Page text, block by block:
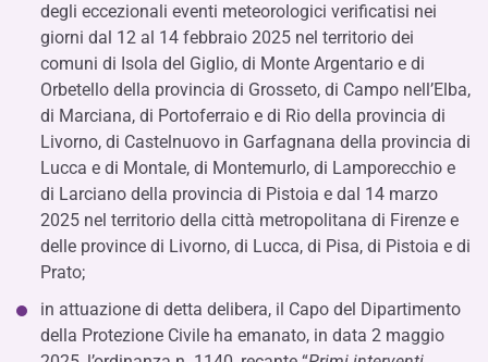
degli eccezionali eventi meteorologici verificatisi nei
giorni dal 12 al 14 febbraio 2025 nel territorio dei
comuni di Isola del Giglio, di Monte Argentario e di
Orbetello della provincia di Grosseto, di Campo nell’Elba,
di Marciana, di Portoferraio e di Rio della provincia di
Livorno, di Castelnuovo in Garfagnana della provincia di
Lucca e di Montale, di Montemurlo, di Lamporecchio e
di Larciano della provincia di Pistoia e dal 14 marzo
2025 nel territorio della città metropolitana di Firenze e
delle province di Livorno, di Lucca, di Pisa, di Pistoia e di
Prato;
in attuazione di detta delibera, il Capo del Dipartimento
della Protezione Civile ha emanato, in data 2 maggio